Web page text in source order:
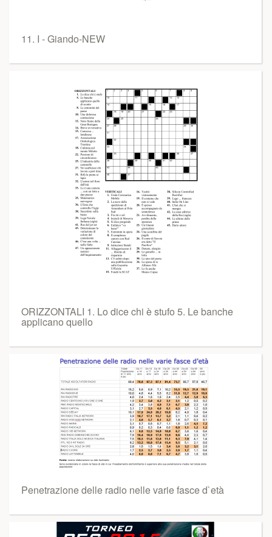
11. I - Giando-NEW
ORIZZONTALI 1. Lo dice chi è stufo 5. Le banche
applicano quello
Penetrazione delle radio nelle varie fasce d`età